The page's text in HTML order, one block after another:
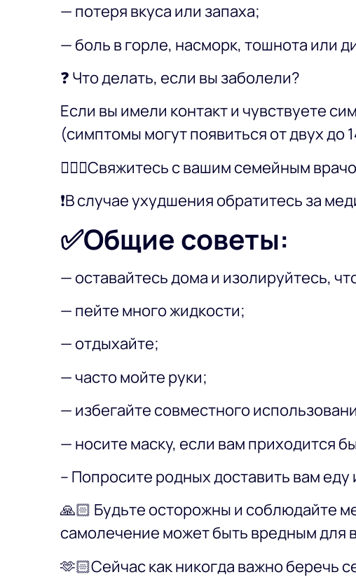
— потеря вкуса или запаха;
— боль в горле, насморк, тошнота или
❓ Что делать, если вы заболели?
Если вы имели контакт и чувствуете
(симптомы могут появиться от двух до
👩🏻‍⚕️Свяжитесь с вашим семейным
❗️В случае ухудшения обратитесь за
✅Общие советы:
— оставайтесь дома и изолируйтесь,
— пейте много жидкости;
— отдыхайте;
— часто мойте руки;
— избегайте совместного
— носите маску, если вам приходится
– Попросите родных доставить вам еду
🙏🏻 Будьте осторожны и соблюдайте
самолечение может быть вредным для
🫶🏻Сейчас как никогда важно беречь